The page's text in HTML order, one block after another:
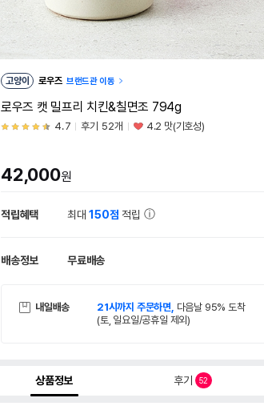
고양이 로우즈 브랜드관 이동
로우즈 캣 밀프리 치킨&칠면조 794g
4.7 후기 52개 4.2 맛(기호성)
42,000원
적립혜택 최대150점 적립
배송정보 무료배송
내일배송 21시까지 주문하면, 다음날 95% 도착
(토, 일요일/공휴일 제외)
상품정보 후기 52